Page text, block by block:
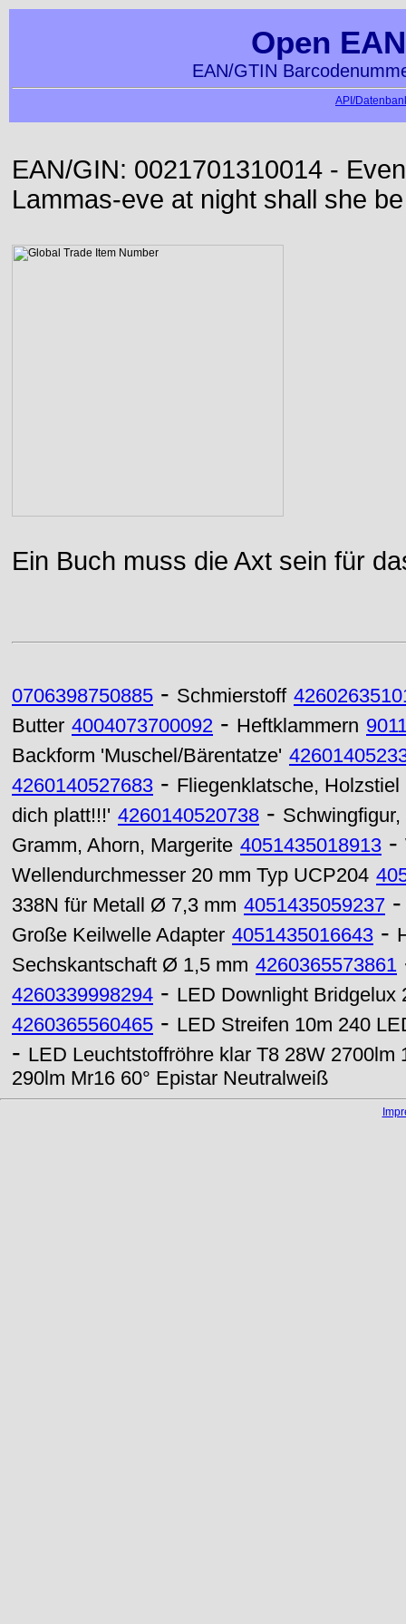
Open
EAN/GTIN
API/
EAN/GIN: 0021701310014 -
Lammas-eve at night shall she
Ein Buch muss die Axt sein für
0706398750885 - Schmierstoff
Butter 4004073700092 - Heftklammern
Backform 'Muschel/Bärentatze'
4260140527683 - Fliegenklatsche,
dich platt!!!' 4260140520738 - Schwingfigur,
Gramm, Ahorn, Margerite 4051435018913 -
Wellendurchmesser 20 mm Typ UCP204
338N für Metall Ø 7,3 mm 4051435059237
Große Keilwelle Adapter 4051435016643 -
Sechskantschaft Ø 1,5 mm 4260365573861
4260339998294 - LED Downlight Bridgelux
4260365560465 - LED Streifen 10m 240
- LED Leuchtstoffröhre klar T8 28W 2700lm
290lm Mr16 60° Epistar Neutralweiß